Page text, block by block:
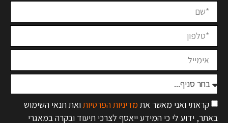
קראתי ואני מאשר את מדיניות הפרטיות ואת תנאי השימוש
באתר, ידוע לי כי המידע ייאסף לצרכי תיעוד ובקרה במאגרי